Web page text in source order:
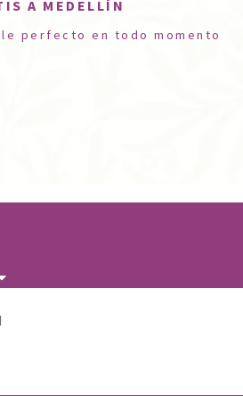
A MEDELLÍN
perfecto en todo momento